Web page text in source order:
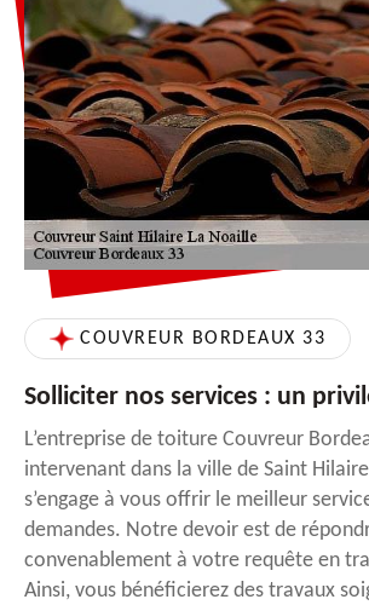
COUVREUR BORDEAUX 33
Solliciter nos services : un
L’entreprise de toiture Couvreur
intervenant dans la ville de Saint
s’engage à vous offrir le meilleur
demandes. Notre devoir est de
convenablement à votre requête en
Ainsi, vous bénéficierez des travaux